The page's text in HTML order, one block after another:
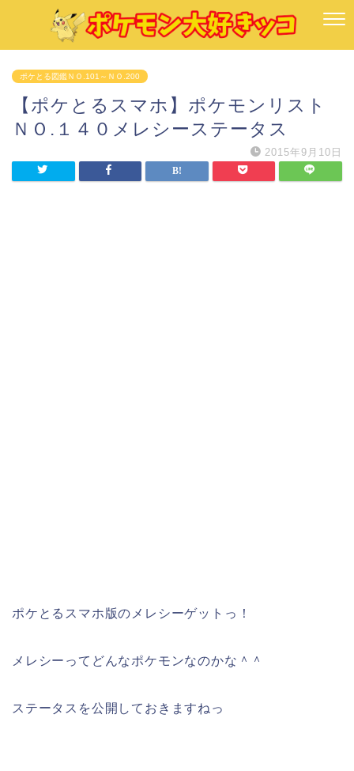
ポケとる図鑑ＮＯ.101～ＮＯ.200
【ポケとるスマホ】ポケモンリスト
ＮＯ.１４０メレシーステータス
2015年9月10日
ポケとるスマホ版のメレシーゲットっ！
メレシーってどんなポケモンなのかな＾＾
ステータスを公開しておきますねっ